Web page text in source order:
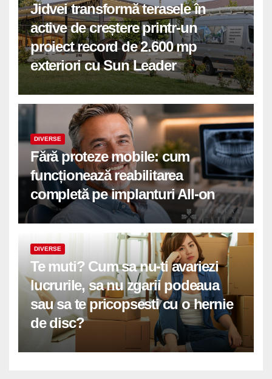
Jidvei transformă terasele în
active de creștere printr-un
proiect record de 2.600 mp
exteriori cu Sun Leader
DIVERSE
Fără proteze mobile: cum
funcționează reabilitarea
completă pe implanturi All-on
DIVERSE
Te muti? Cum sa nu-ti avariezi
lucrurile, sa nu zgarii podeaua
sau sa te pricopsesti cu o hernie
de disc?